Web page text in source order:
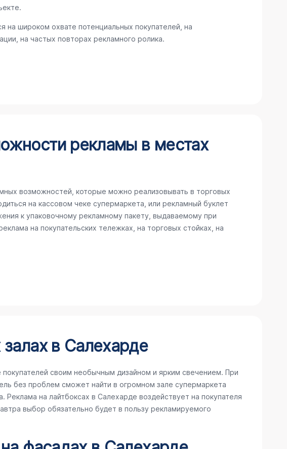
на широком охвате потенциальных покупателей, на
на частых повторах рекламного ролика.
рекламы в местах
возможностей, которые можно реализовывать в торговых
на кассовом чеке супермаркета, или рекламный буклет
к упаковочному рекламному пакету, выдаваемому при
на покупательских тележках, на торговых стойках, на
в Салехарде
своим необычным дизайном и ярким свечением. При
без проблем сможет найти в огромном зале супермаркета
на лайтбоксах в Салехарде воздействует на покупателя
выбор обязательно будет в пользу рекламируемого